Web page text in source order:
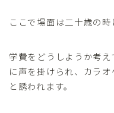
ここで場面は二十歳の時
学費をどうしようか考
に声を掛けられ、カラ
と誘われます。